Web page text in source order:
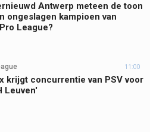
Antwerp meteen de toon
ongeslagen kampioen van
League?
11:00
krijgt concurrentie van PSV voor
Leuven'